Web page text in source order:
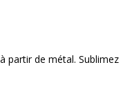
partir de métal. Sublimez